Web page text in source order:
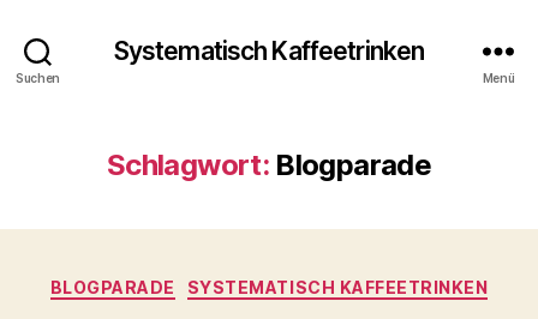
Suchen
Systematisch Kaffeetrinken
Menü
Schlagwort: Blogparade
Kategorien
BLOGPARADE SYSTEMATISCH KAFFEETRINKEN